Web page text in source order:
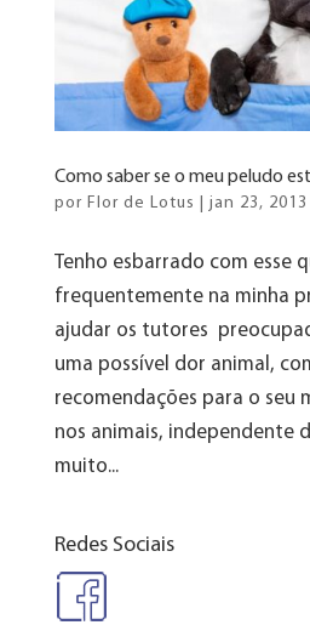
Como saber se o meu peludo
por Flor de Lotus jan 23, 2013
Tenho esbarrado com esse
frequentemente na minha
ajudar os tutores
uma possível dor animal,
recomendações para o seu
nos animais, independente
muito...
Redes Sociais